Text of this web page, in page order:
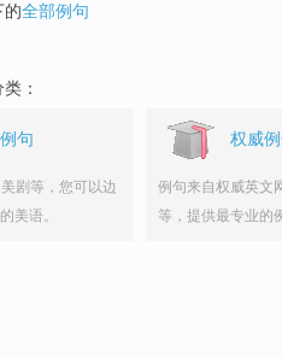
的全部例句
：
句
剧等，您可以边
美语。
权威
例句来自权威英文
等，提供最专业的